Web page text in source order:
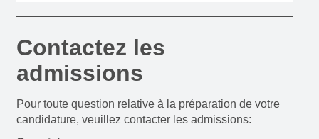
Contactez les
admissions
Pour toute question relative à la préparation de votre
candidature, veuillez contacter les admissions: